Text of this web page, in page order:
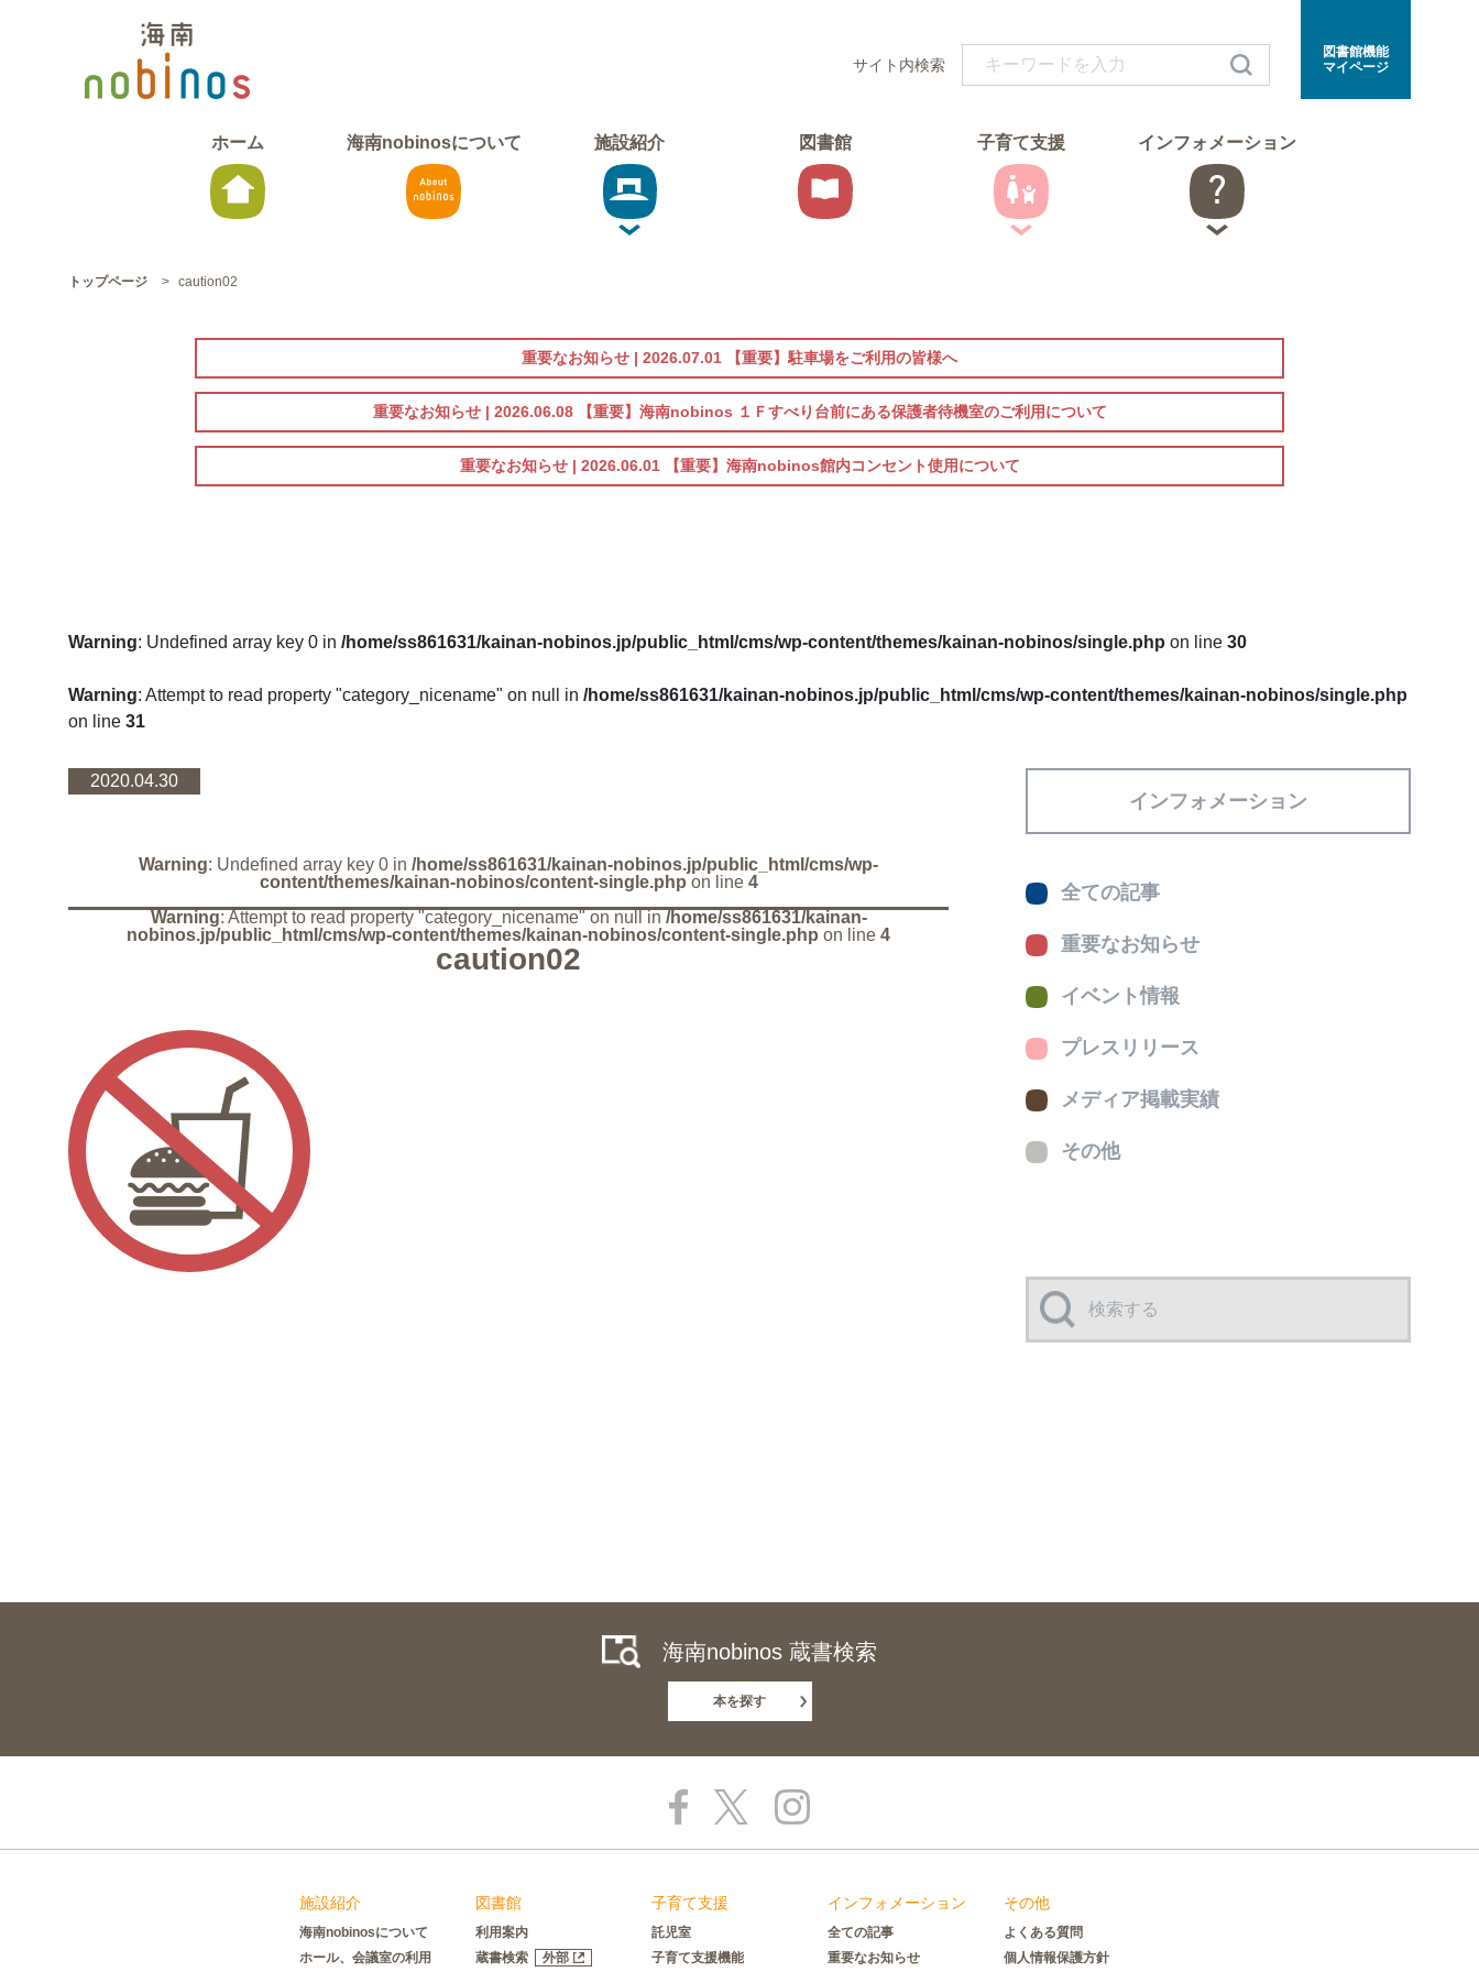
サイト内検索
図書館機能
マイページ
ホーム 海南nobinosについて 施設紹介 図書館 子育て支援 インフォメーション
トップページ > caution02
重要なお知らせ | 2026.07.01 【重要】駐車場をご利用の皆様へ
重要なお知らせ | 2026.06.08【重要】海南nobinos １Ｆすべり台前にある保護者待機室のご利用について
重要なお知らせ | 2026.06.01【重要】海南nobinos館内コンセント使用について
Warning: Undefined array key 0 in /home/ss861631/kainan-nobinos.jp/public_html/cms/wp-content/themes/kainan-nobinos/single.php on line 30
Warning: Attempt to read property "category_nicename" on null in /home/ss861631/kainan-nobinos.jp/public_html/cms/wp-content/themes/kainan-nobinos/single.php
on line 31
2020.04.30
Warning: Undefined array key 0 in /home/ss861631/kainan-nobinos.jp/public_html/cms/wp-
content/themes/kainan-nobinos/content-single.php on line 4
Warning: Attempt to read property "category_nicename" on null in /home/ss861631/kainan-
nobinos.jp/public_html/cms/wp-content/themes/kainan-nobinos/content-single.php on line 4
caution02
インフォメーション
全ての記事
重要なお知らせ
イベント情報
プレスリリース
メディア掲載実績
その他
海南nobinos 蔵書検索
本を探す
施設紹介
海南nobinosについて
ホール、会議室の利用
図書館
利用案内
蔵書検索
外部
子育て支援
託児室
子育て支援機能
インフォメーション
全ての記事
重要なお知らせ
その他
よくある質問
個人情報保護方針